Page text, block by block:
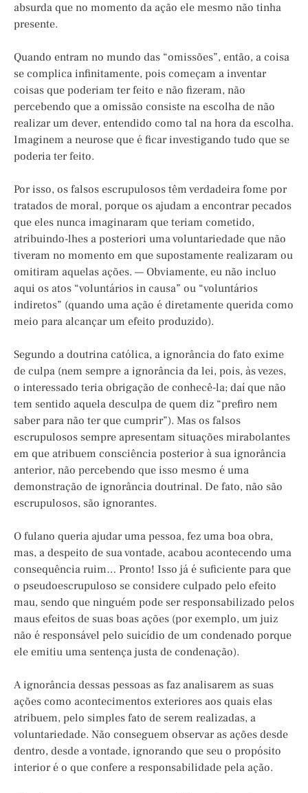
absurda que no momento da ação ele mesmo não tinha
presente.
Quando entram no mundo das “omissões”, então, a coisa
se complica infinitamente, pois começam a inventar
coisas que poderiam ter feito e não fizeram, não
percebendo que a omissão consiste na escolha de não
realizar um dever, entendido como tal na hora da escolha.
Imaginem a neurose que é ficar investigando tudo que se
poderia ter feito.
Por isso, os falsos escrupulosos têm verdadeira fome por
tratados de moral, porque os ajudam a encontrar pecados
que eles nunca imaginaram que teriam cometido,
atribuindo-lhes a posteriori uma voluntariedade que não
tiveram no momento em que supostamente realizaram ou
omitiram aquelas ações. — Obviamente, eu não incluo
aqui os atos “voluntários in causa” ou “voluntários
indiretos” (quando uma ação é diretamente querida como
meio para alcançar um efeito produzido).
Segundo a doutrina católica, a ignorância do fato exime
de culpa (nem sempre a ignorância da lei, pois, às vezes,
o interessado teria obrigação de conhecê-la; daí que não
tem sentido aquela desculpa de quem diz “prefiro nem
saber para não ter que cumprir”). Mas os falsos
escrupulosos sempre apresentam situações mirabolantes
em que atribuem consciência posterior à sua ignorância
anterior, não percebendo que isso mesmo é uma
demonstração de ignorância doutrinal. De fato, não são
escrupulosos, são ignorantes.
O fulano queria ajudar uma pessoa, fez uma boa obra,
mas, a despeito de sua vontade, acabou acontecendo uma
consequência ruim… Pronto! Isso já é suficiente para que
o pseudoescrupuloso se considere culpado pelo efeito
mau, sendo que ninguém pode ser responsabilizado pelos
maus efeitos de suas boas ações (por exemplo, um juiz
não é responsável pelo suicídio de um condenado porque
ele emitiu uma sentença justa de condenação).
A ignorância dessas pessoas as faz analisarem as suas
ações como acontecimentos exteriores aos quais elas
atribuem, pelo simples fato de serem realizadas, a
voluntariedade. Não conseguem observar as ações desde
dentro, desde a vontade, ignorando que seu o propósito
interior é o que confere a responsabilidade pela ação.